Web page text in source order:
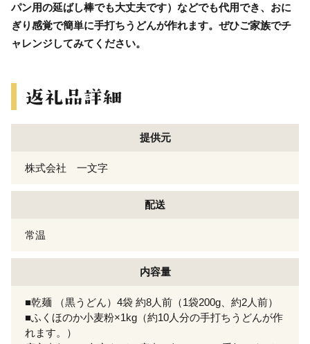
パン用の延ばし棒でも大丈夫です）などでも代用でき、おに
ぎり感覚で簡単に手打ちうどんが作れます。ぜひご家族でチ
ャレンジしてみてください。
提供元
株式会社 一文字
配送
常温
内容量
■乾麺 （黒うどん）4袋 約8人前（1袋200g、約2人前）
■ふくほのか小麦粉×1kg（約10人分の手打ちうどんが作
れます。）